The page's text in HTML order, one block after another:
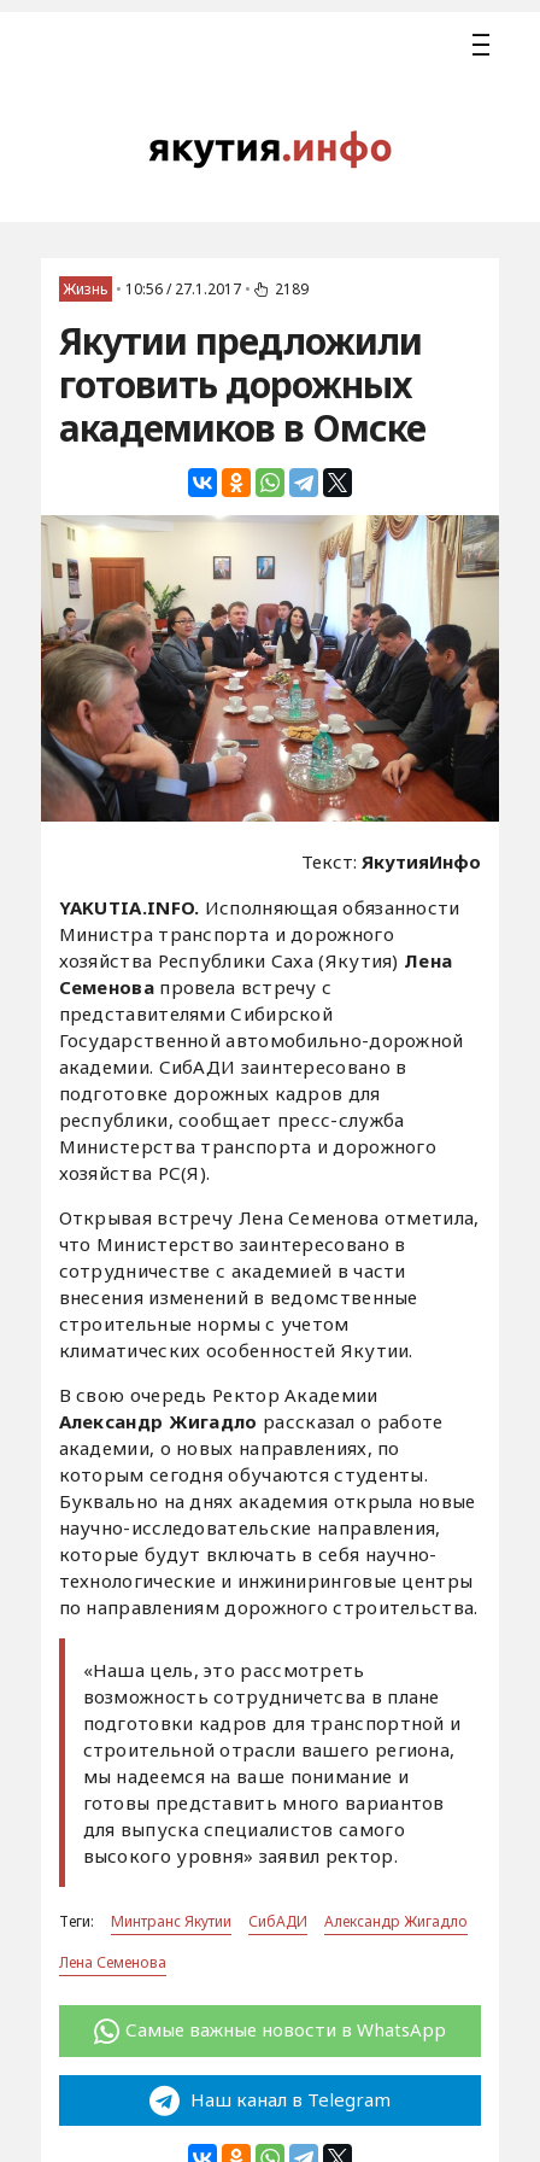
Жизнь • 10:56 / 27.1.2017 • 2189
Якутии предложили
готовить дорожных
академиков в Омске
Текст:ЯкутияИнфо
YAKUTIA.INFO. Исполняющая обязанности
Министра транспорта и дорожного
хозяйства Республики Саха (Якутия) Лена
Семенова провела встречу с
представителями Сибирской
Государственной автомобильно-дорожной
академии. СибАДИ заинтересовано в
подготовке дорожных кадров для
республики, сообщает пресс-служба
Министерства транспорта и дорожного
хозяйства РС(Я).
Открывая встречу Лена Семенова отметила,
что Министерство заинтересовано в
сотрудничестве с академией в части
внесения изменений в ведомственные
строительные нормы с учетом
климатических особенностей Якутии.
В свою очередь Ректор Академии
Александр Жигадло рассказал о работе
академии, о новых направлениях, по
которым сегодня обучаются студенты.
Буквально на днях академия открыла новые
научно-исследовательские направления,
которые будут включать в себя научно-
технологические и инжиниринговые центры
по направлениям дорожного строительства.
«Наша цель, это рассмотреть
возможность сотрудничетсва в плане
подготовки кадров для транспортной и
строительной отрасли вашего региона,
мы надеемся на ваше понимание и
готовы представить много вариантов
для выпуска специалистов самого
высокого уровня» заявил ректор.
Теги: Минтранс Якутии СибАДИ
Александр Жигадло
Лена Семенова
Самые важные новости в WhatsApp
Наш канал в Telegram